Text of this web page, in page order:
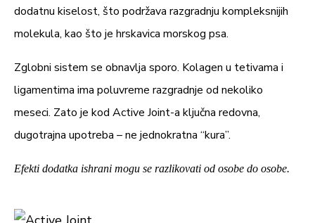
dodatnu kiselost, što podržava razgradnju kompleksnijih
molekula, kao što je hrskavica morskog psa.
Zglobni sistem se obnavlja sporo. Kolagen u tetivama i
ligamentima ima poluvreme razgradnje od nekoliko
meseci. Zato je kod Active Joint-a ključna redovna,
dugotrajna upotreba – ne jednokratna “kura”.
Efekti dodatka ishrani mogu se razlikovati od osobe do osobe.